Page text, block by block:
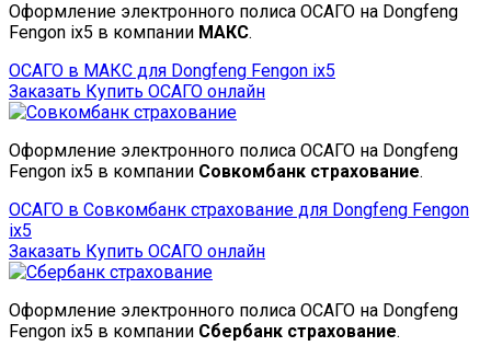
Оформление электронного полиса ОСАГО на Dongfeng
Fengon ix5 в компании МАКС.
ОСАГО в МАКС для Dongfeng Fengon ix5
Заказать Купить ОСАГО онлайн
Оформление электронного полиса ОСАГО на Dongfeng
Fengon ix5 в компании Совкомбанк страхование.
ОСАГО в Совкомбанк страхование для Dongfeng Fengon
ix5
Заказать Купить ОСАГО онлайн
Оформление электронного полиса ОСАГО на Dongfeng
Fengon ix5 в компании Сбербанк страхование.